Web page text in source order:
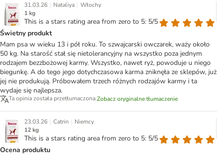
31.03.26 | Nataliya | Włochy
1 kg
This is a stars rating area from zero to 5: 5/5
Świetny produkt
Mam psa w wieku 13 i pół roku. To szwajcarski owczarek, waży około
50 kg. Na starość stał się nietolerancyjny na wszystko poza jednym
rodzajem bezzbożowej karmy. Wszystko, nawet ryż, powoduje u niego
biegunkę. A do tego jego dotychczasowa karma zniknęła ze sklepów, już
jej nie produkują. Próbowałem trzech różnych rodzajów karmy i ta
wydaje się najlepsza.
Ta opinia została przetłumaczona.Zobacz oryginalne tłumaczenie
23.03.26 | Catrin | Niemcy
12 kg
This is a stars rating area from zero to 5: 5/5
Ocena produktu